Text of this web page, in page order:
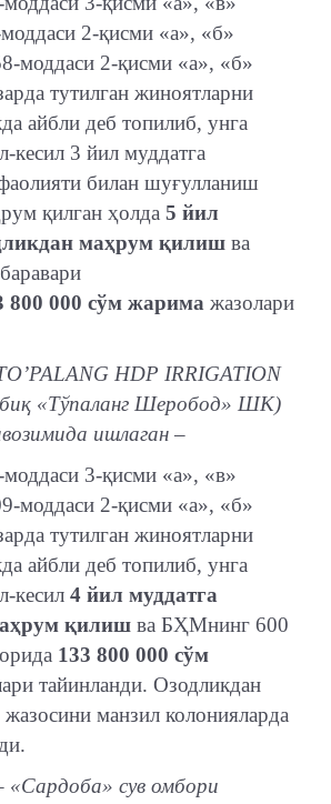
2-қисми «а», «б»
моддаси 2-қисми «а», «б»
тутилган жиноятларни
айбли деб топилиб, унга
кесил 3 йил муддатга
билан шуғулланиш
қилган ҳолда 5 йил
маҳрум қилиш ва
800 000 сўм жарима жазолари
HDP IRRIGATION
«Тўпаланг Шеробод» ШК)
ишлаган –
3-қисми «а», «в»
моддаси 2-қисми «а», «б»
тутилган жиноятларни
айбли деб топилиб, унга
кесил 4 йил муддатга
қилиш ва БҲМнинг 600
133 800 000 сўм
тайинланди. Озодликдан
манзил колонияларда
«Сардоба» сув омбори